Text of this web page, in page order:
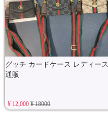
グッチ カードケース レディース
通販
¥ 12,000¥ 18000